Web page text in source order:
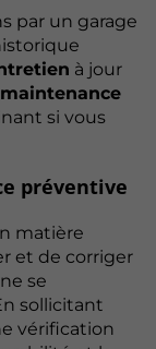
par un garage
à jour
maintenance
si vous
préventive
matière
et de corriger
se
sollicitant
vérification